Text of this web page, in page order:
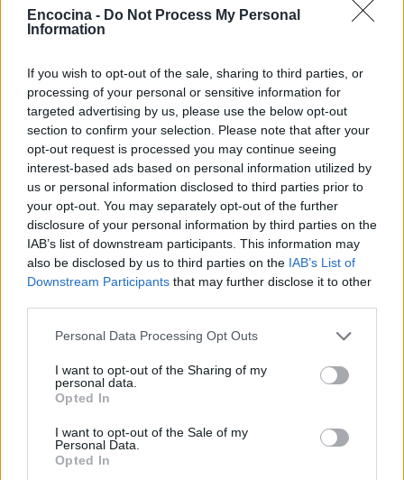
Encocina - Do Not Process My Personal
Information
If you wish to opt-out of the sale, sharing to third parties, or
processing of your personal or sensitive information for
targeted advertising by us, please use the below opt-out
section to confirm your selection. Please note that after your
opt-out request is processed you may continue seeing
interest-based ads based on personal information utilized by
us or personal information disclosed to third parties prior to
your opt-out. You may separately opt-out of the further
disclosure of your personal information by third parties on the
IAB’s list of downstream participants. This information may
also be disclosed by us to third parties on the IAB’s List of
Downstream Participants that may further disclose it to other
Please note that this website/app uses one or more Google
not limited to your visit or usage behaviour. You may click to
grant or deny consent to Google and its third-party tags to
use your data for below specified purposes in below Google
consent section.
Personal Data Processing Opt Outs
I want to opt-out of the Sharing of my
personal data.
Opted In
I want to opt-out of the Sale of my
Personal Data.
Opted In
freidora de aire, no te pierdas estas otras ideas
rápidas y deliciosas que puedes preparar en un
AUTOR
María Vázquez
María Vázquez, zaragozana de 38 años con
gafas y mirada analítica, rememora haber
cubierto la crecida del Ebro en 2015 desde la
ribera del Actur. Afirma la necesidad de rigor
y contexto en cada pieza; es licenciada en
Historia por la Universidad de Zaragoza y
urbana y políticas públicas.